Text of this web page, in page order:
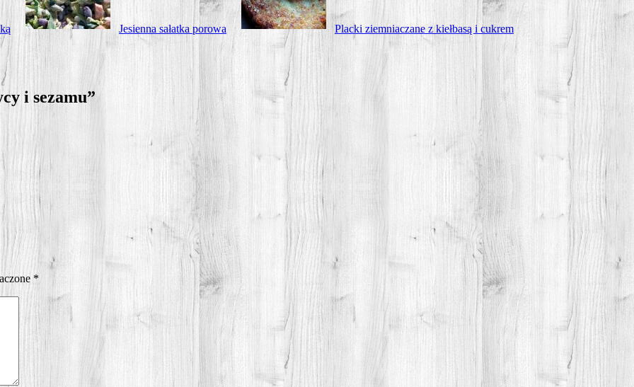
Jesien­na sałat­ka porowa
Plac­ki ziem­nia­cza­ne z kieł­ba­są i cukrem
i sezamu”
*